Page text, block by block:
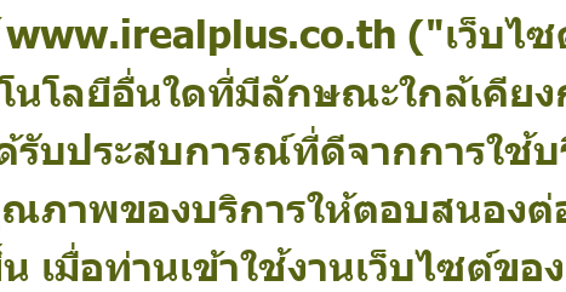
www.irealplus.co.th ("เว็บไ
นโลยีอื่นใดที่มีลักษณะใกล้เคี
รับประสบการณ์ที่ดีจากการใช้บ
าพของบริการให้ตอบสนองต่
เมื่อท่านเข้าใช้งานเว็บไซต์ขอ